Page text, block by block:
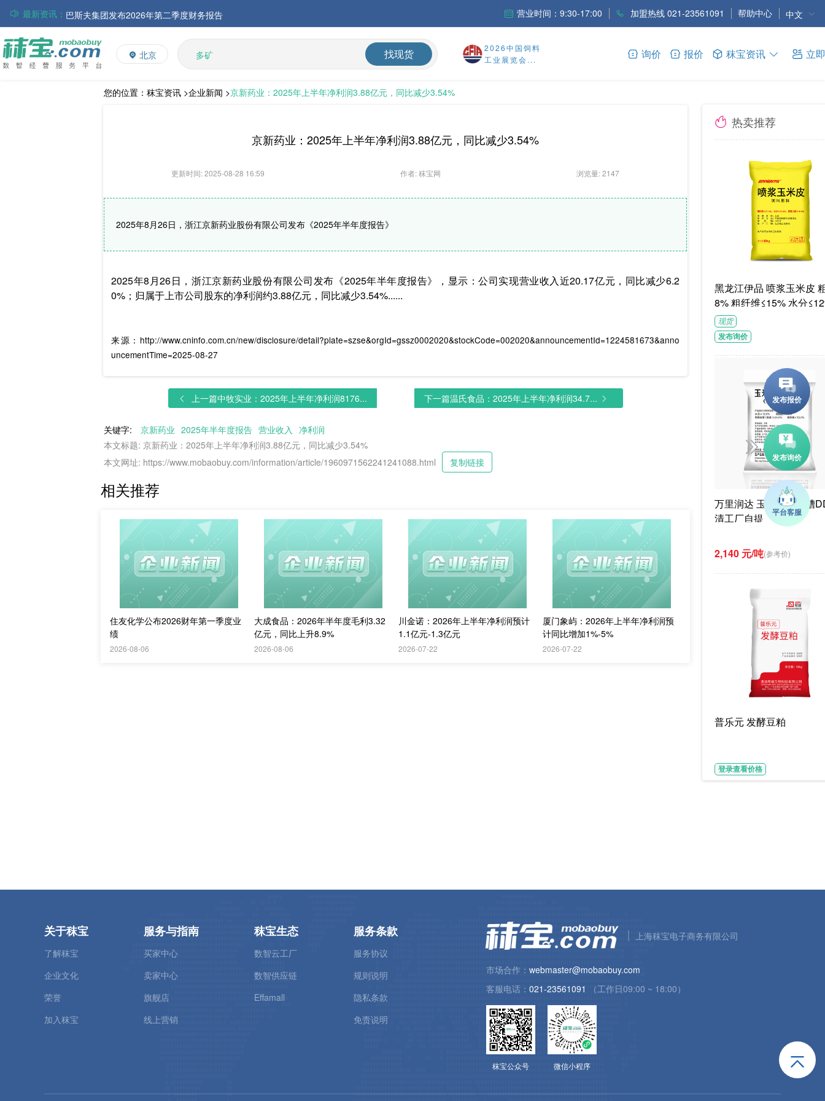
最新资讯： 巴斯夫集团发布2026年第二季度财务报告
丸红株式会社发布截至2026年6月30日前3个月的合并财务报告
住友化学公布2026财年第一季度业绩
大成食品：2026年半年度毛利3.32亿元，同比上升8.9%
ADM发布2026年第二季度财务业绩
赢创发布2026年第二季度财务业绩
营业时间：9:30-17:00 加盟热线 021-23561091 帮助中心 中文
北京
L-赖氨酸硫酸盐
多维
多矿
维生素
饲料添加剂
找现货
2026中国饲料
工业展览会...
询价 报价 秣宝资讯 立
您的位置： 秣宝资讯 >企业新闻 >京新药业：2025年上半年净利润3.88亿元，同比减少3.54%
京新药业：2025年上半年净利润3.88亿元，同比减少3.54%
更新时间: 2025-08-28 16:59 作者: 秣宝网 浏览量: 2147
2025年8月26日，浙江京新药业股份有限公司发布《2025年半年度报告》
2025年8月26日，浙江京新药业股份有限公司发布《2025年半年度报告》，显示：公司实现营业收入近20.17亿元，同比减少6.2
0%；归属于上市公司股东的净利润约3.88亿元，同比减少3.54%......
来源：http://www.cninfo.com.cn/new/disclosure/detail?plate=szse&orgId=gssz0002020&stockCode=002020&announcementId=1224581673&anno
uncementTime=2025-08-27
上一篇中牧实业：2025年上半年净利润8176... 下一篇温氏食品：2025年上半年净利润34.7...
关键字: 京新药业 2025年半年度报告 营业收入 净利润
本文标题: 京新药业：2025年上半年净利润3.88亿元，同比减少3.54%
本文网址: https://www.mobaobuy.com/information/article/1960971562241241088.html
复制链接
相关推荐
住友化学公布2026财年第一季度业
绩
2026-08-06
大成食品：2026年半年度毛利3.32
亿元，同比上升8.9%
2026-08-06
川金诺：2026年上半年净利润预计
1.1亿元-1.3亿元
2026-07-22
厦门象屿：2026年上半年净利润预
计同比增加1%-5%
2026-07-22
热卖推荐
黑龙江伊品 喷浆玉米皮 粗蛋白≥1
8% 粗纤维≤15% 水分
G/袋饲料级褐色或浅褐
体
现货
发布询价
万里润达 玉米干酒精糟
清工厂自提
2,140 元/吨(参考价)
普乐元 发酵豆粕
登录查看价格
关于秣宝
了解秣宝
企业文化
荣誉
加入秣宝
服务与指南
买家中心
卖家中心
旗舰店
线上营销
秣宝生态
数智云工厂
数智供应链
Effamall
服务条款
服务协议
规则说明
隐私条款
免责说明
上海秣宝电子商务有限公司
市场合作： webmaster@mobaobuy.com
客服电话： 021-23561091 （工作日09:00 ~ 18:00）
秣宝公众号 微信小程序